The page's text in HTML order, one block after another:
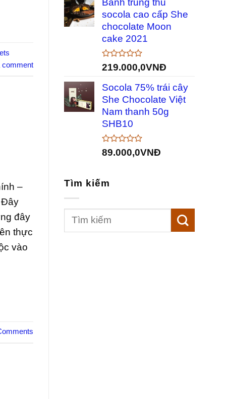
comment
–
Đây
đây
thực
vào
0
5
sao
Bánh trung thu
socola cao cấp She
chocolate Moon
cake 2021
Được
xếp
0
5
sao
219.000,0VNĐ
Socola 75% trái cây
She Chocolate Việt
Nam thanh 50g
SHB10
Được
xếp
5
89.000,0VNĐ
Tìm kiếm